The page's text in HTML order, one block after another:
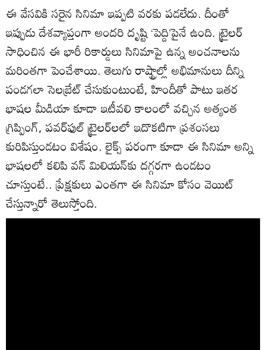
ఈ వేసవికి సరైన సినిమా ఇప్పటి వరకు పడలేదు. దీంతో
ఇప్పుడు దేశవ్యాప్తంగా అందరి దృష్టి ‘పెద్ది’పైనే ఉంది. ట్రైలర్
సాధించిన ఈ భారీ రికార్డులు సినిమాపై ఉన్న అంచనాలను
మరింతగా పెంచేశాయి. తెలుగు రాష్ట్రాల్లో అభిమానులు దీన్ని
పండగలా సెలబ్రేట్ చేసుకుంటుంటే, హిందీతో పాటు ఇతర
భాషల మీడియా కూడా ఇటీవలి కాలంలో వచ్చిన అత్యంత
గ్రిప్పింగ్, పవర్‌ఫుల్ ట్రైలర్‌లలో ఇదొకటిగా ప్రశంసలు
కురిపిస్తుండటం విశేషం. లైక్స్ పరంగా కూడా ఈ సినిమా అన్ని
భాషలలో కలిపి వన్ మిలియన్‌కు దగ్గరగా ఉండటం
చూస్తుంటే.. ప్రేక్షకులు ఎంతగా ఈ సినిమా కోసం వెయిట్
చేస్తున్నారో తెలుస్తోంది.